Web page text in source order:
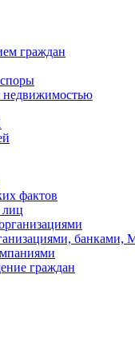
граждан
недвижимостью
фактов
лиц
граждан